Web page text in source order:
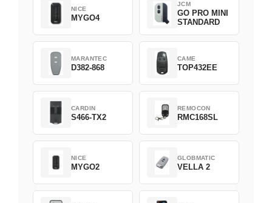
NICE
MYGO4
JCM
GO PRO MINI
STANDARD
MARANTEC
D382-868
CAME
TOP432EE
CARDIN
S466-TX2
REMOCON
RMC168SL
NICE
MYGO2
GLOBMATIC
VELLA 2